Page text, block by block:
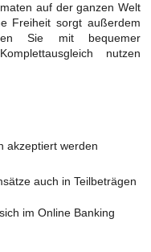
auf der ganzen Welt
Freiheit sorgt außerdem
Sie mit bequemer
nutzen
akzeptiert werden
auch in Teilbeträgen
im Online Banking